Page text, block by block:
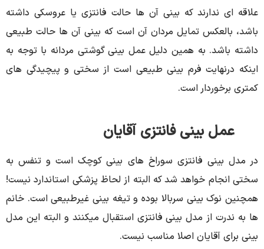
علاقه ای ندارند که بینی آن ها حالت فانتزی یا عروسکی داشته
باشد، بالعکس تمایل مردان آن است که بینی آن ها حالت طبیعی
داشته باشد. به همین دلیل عمل بینی گوشتی مردانه با توجه به
اینکه درنهایت فرم بینی طبیعی است از سختی و پیچیدگی های
کمتری برخوردار است.
عمل بینی فانتزی آقایان
در مدل بینی فانتزی سوراخ های بینی کوچک است و تنفس به
سختی انجام خواهد شد که البته از لحاظ پزشکی استاندارد نیست!
همچنین نوک بینی سربالا بوده و تیغه بینی غیرطبیعی است. خانم
ها به ندرت از مدل بینی فانتزی استقبال میکنند و البته این مدل
بینی برای آقایان اصلا مناسب نیست.